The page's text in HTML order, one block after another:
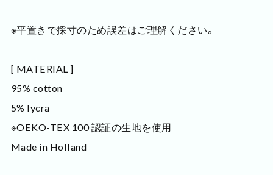
※平置きで採寸のため誤差はご理解ください。
[ MATERIAL ]
95% cotton
5% lycra
※OEKO-TEX 100 認証の生地を使用
Made in Holland